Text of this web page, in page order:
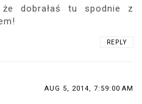
dobrałaś tu spodnie z
REPLY
AUG 5, 2014, 7:59:00 AM